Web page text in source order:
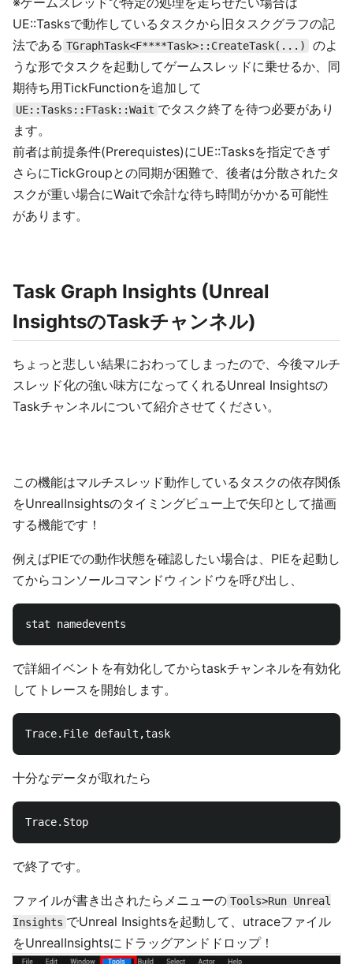
UE::Tasksで動作しているタスクから旧タスクグラフの記
法である TGraphTask<F****Task>::CreateTask(...)
のよ
うな形でタスクを起動してゲームスレッドに乗せるか、同
期待ち用TickFunctionを追加して
UE::Tasks::FTask::Wait でタスク終了を待つ必要があり
ます。
前者は前提条件(Prerequistes)にUE::Tasksを指定できず
さらにTickGroupとの同期が困難で、後者は分散されたタ
スクが重い場合にWaitで余計な待ち時間がかかる可能性
があります。
Task Graph Insights (Unreal
InsightsのTaskチャンネル)
ちょっと悲しい結果におわってしまったので、今後マルチ
スレッド化の強い味方になってくれるUnreal Insightsの
Taskチャンネルについて紹介させてください。
この機能はマルチスレッド動作しているタスクの依存関係
をUnrealInsightsのタイミングビュー上で矢印として描画
する機能です！
例えばPIEでの動作状態を確認したい場合は、PIEを起動し
てからコンソールコマンドウィンドウを呼び出し、
で詳細イベントを有効化してからtaskチャンネルを有効化
してトレースを開始します。
十分なデータが取れたら
で終了です。
ファイルが書き出されたらメニューの Tools>Run Unreal
Insights でUnreal Insightsを起動して、utraceファイル
をUnrealInsightsにドラッグアンドドロップ！